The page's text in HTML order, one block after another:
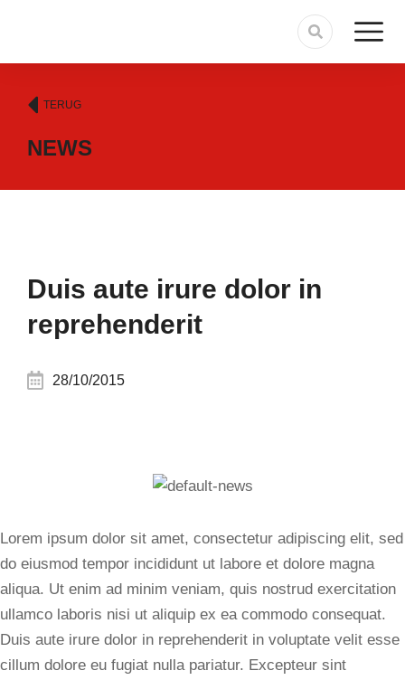
TERUG
NEWS
Duis aute irure dolor in
reprehenderit
28/10/2015
Lorem ipsum dolor sit amet, consectetur adipiscing elit, sed
do eiusmod tempor incididunt ut labore et dolore magna
aliqua. Ut enim ad minim veniam, quis nostrud exercitation
ullamco laboris nisi ut aliquip ex ea commodo consequat.
Duis aute irure dolor in reprehenderit in voluptate velit esse
cillum dolore eu fugiat nulla pariatur. Excepteur sint